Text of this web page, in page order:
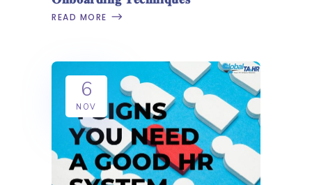
READ MORE
6
NOV